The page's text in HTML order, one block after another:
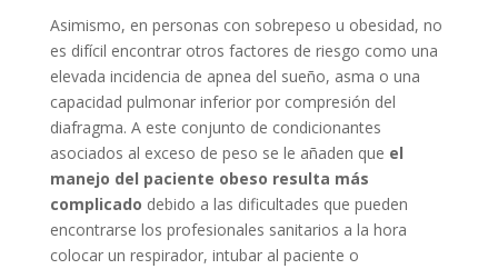
Asimismo, en personas con sobrepeso u obesidad, no
es difícil encontrar otros factores de riesgo como una
elevada incidencia de apnea del sueño, asma o una
capacidad pulmonar inferior por compresión del
diafragma. A este conjunto de condicionantes
asociados al exceso de peso se le añaden que el
manejo del paciente obeso resulta más
complicado debido a las dificultades que pueden
encontrarse los profesionales sanitarios a la hora
colocar un respirador, intubar al paciente o